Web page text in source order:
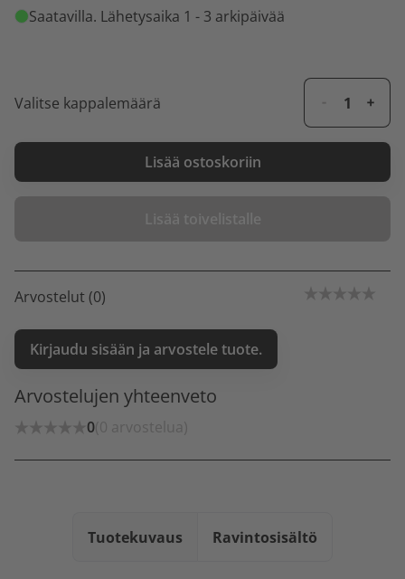
Saatavilla. Lähetysaika 1 - 3 arkipäivää
Valitse kappalemäärä
Lisää ostoskoriin
Lisää toivelistalle
Arvostelut (0)
Kirjaudu sisään ja arvostele tuote.
Arvostelujen yhteenveto
0(0 arvostelua)
Tuotekuvaus Ravintosisältö